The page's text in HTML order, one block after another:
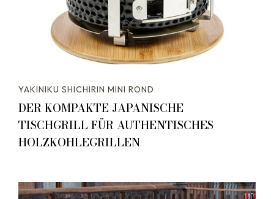
YAKINIKU SHICHIRIN MINI ROND
DER KOMPAKTE JAPANISCHE
TISCHGRILL FÜR AUTHENTISCHES
HOLZKOHLEGRILLEN